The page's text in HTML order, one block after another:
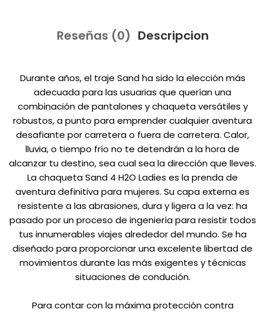
Reseñas (0) Descripcion
Durante años, el traje Sand ha sido la elección más
adecuada para las usuarias que querían una
combinación de pantalones y chaqueta versátiles y
robustos, a punto para emprender cualquier aventura
desafiante por carretera o fuera de carretera. Calor,
lluvia, o tiempo frío no te detendrán a la hora de
alcanzar tu destino, sea cual sea la dirección que lleves.
La chaqueta Sand 4 H2O Ladies es la prenda de
aventura definitiva para mujeres. Su capa externa es
resistente a las abrasiones, dura y ligera a la vez: ha
pasado por un proceso de ingeniería para resistir todos
tus innumerables viajes alrededor del mundo. Se ha
diseñado para proporcionar una excelente libertad de
movimientos durante las más exigentes y técnicas
situaciones de condución.
Para contar con la máxima protección contra